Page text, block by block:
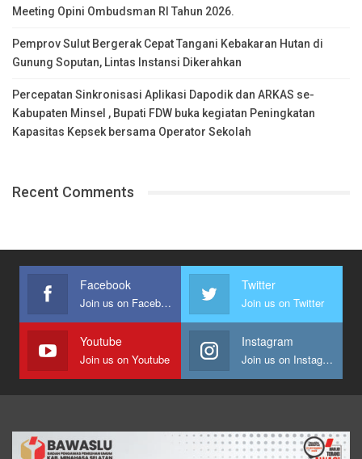
Meeting Opini Ombudsman RI Tahun 2026.
Pemprov Sulut Bergerak Cepat Tangani Kebakaran Hutan di
Gunung Soputan, Lintas Instansi Dikerahkan
Percepatan Sinkronisasi Aplikasi Dapodik dan ARKAS se-
Kabupaten Minsel , Bupati FDW buka kegiatan Peningkatan
Kapasitas Kepsek bersama Operator Sekolah
Recent Comments
Facebook
Join us on Facebook
Twitter
Join us on Twitter
Youtube
Join us on Youtube
Instagram
Join us on Instagram